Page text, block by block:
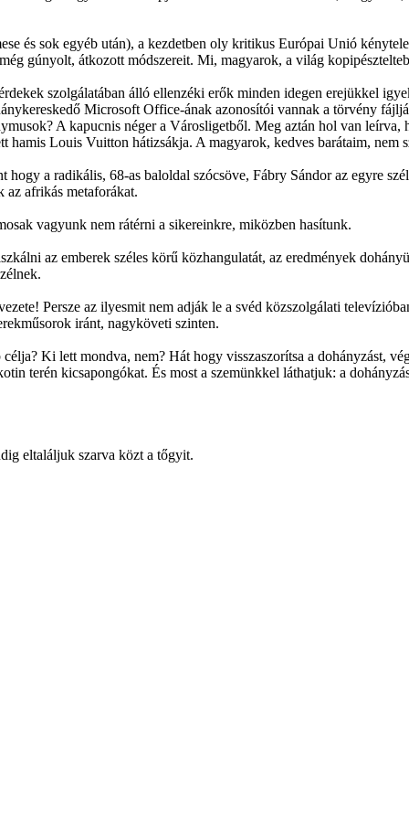
és sok egyéb után), a kezdetben oly kritikus Európai Unió
gúnyolt, átkozott módszereit. Mi, magyarok, a világ
szolgálatában álló ellenzéki erők minden idegen erejükkel
Microsoft Office-ának azonosítói vannak a törvény
A kapucnis néger a Városligetből. Meg aztán hol van leírva,
Louis Vuitton hátizsákja. A magyarok, kedves barátaim, nem
a radikális, 68-as baloldal szócsöve, Fábry Sándor az egyre
afrikás metaforákat.
vagyunk nem rátérni a sikereinkre, miközben hasítunk.
az emberek széles körű közhangulatát, az eredmények
Persze az ilyesmit nem adják le a svéd közszolgálati
iránt, nagyköveti szinten.
Ki lett mondva, nem? Hát hogy visszaszorítsa a dohányzást,
terén kicsapongókat. És most a szemünkkel láthatjuk: a
eltaláljuk szarva közt a tőgyit.